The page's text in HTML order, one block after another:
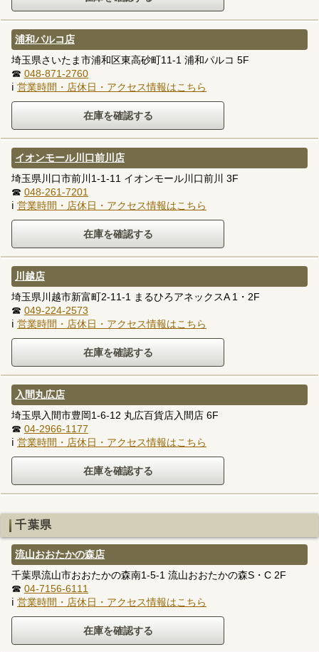
浦和パルコ店
埼玉県さいたま市浦和区東高砂町11-1 浦和パルコ 5F
☎ 048-871-2760
ℹ 営業時間・店休日・アクセス情報はこちら
イオンモール川口前川店
埼玉県川口市前川1-1-11 イオンモール川口前川 3F
☎ 048-261-7201
ℹ 営業時間・店休日・アクセス情報はこちら
川越店
埼玉県川越市新富町2-11-1 まるひろアネックスA 1・2F
☎ 049-224-2573
ℹ 営業時間・店休日・アクセス情報はこちら
入間丸広店
埼玉県入間市豊岡1-6-12 丸広百貨店入間店 6F
☎ 04-2966-1177
ℹ 営業時間・店休日・アクセス情報はこちら
千葉県
流山おおたかの森店
千葉県流山市おおたかの森南1-5-1 流山おおたかの森S・C 2F
☎ 04-7156-6111
ℹ 営業時間・店休日・アクセス情報はこちら